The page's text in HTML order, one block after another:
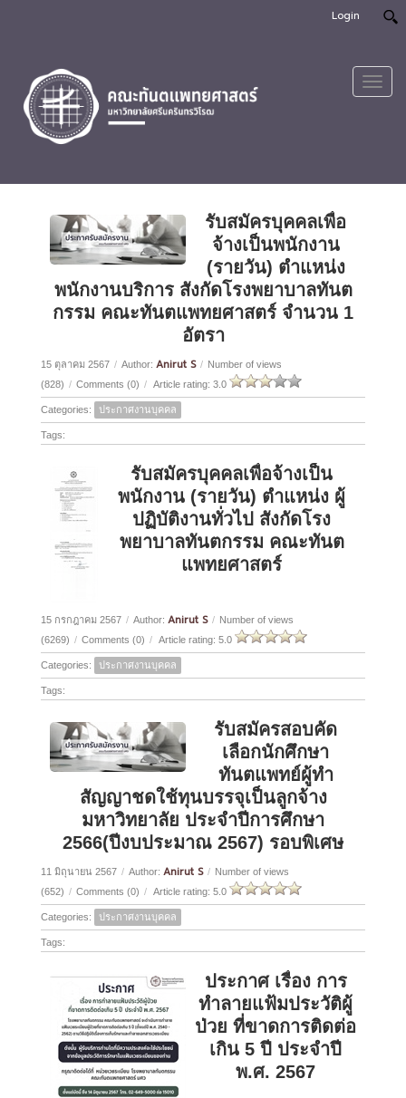
Login
รับสมัครบุคคลเพื่อ
จ้างเป็นพนักงาน
(รายวัน) ตำแหน่ง
พนักงานบริการ สังกัดโรงพยาบาลทันต
กรรม คณะทันตแพทยศาสตร์ จำนวน 1
อัตรา
15 ตุลาคม 2567 / Author: Anirut S / Number of views
(828) / Comments (0) / Article rating: 3.0
Categories: ประกาศงานบุคคล
Tags:
รับสมัครบุคคลเพื่อจ้างเป็น
พนักงาน (รายวัน) ตำแหน่ง ผู้
ปฏิบัติงานทั่วไป สังกัดโรง
พยาบาลทันตกรรม คณะทันต
แพทยศาสตร์
15 กรกฎาคม 2567 / Author: Anirut S / Number of views
(6269) / Comments (0) / Article rating: 5.0
Categories: ประกาศงานบุคคล
Tags:
รับสมัครสอบคัด
เลือกนักศึกษา
ทันตแพทย์ผู้ทำ
สัญญาชดใช้ทุนบรรจุเป็นลูกจ้าง
มหาวิทยาลัย ประจำปีการศึกษา
2566(ปีงบประมาณ 2567) รอบพิเศษ
11 มิถุนายน 2567 / Author: Anirut S / Number of views
(652) / Comments (0) / Article rating: 5.0
Categories: ประกาศงานบุคคล
Tags:
ประกาศ เรื่อง การ
ทำลายแฟ้มประวัติผู้
ป่วย ที่ขาดการติดต่อ
เกิน 5 ปี ประจำปี
พ.ศ. 2567